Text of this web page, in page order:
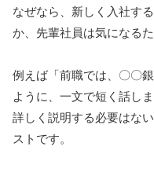
なぜなら、新しく入社す
か、先輩社員は気になるた
例えば「前職では、〇〇
ように、一文で短く話しま
詳しく説明する必要はな
ストです。